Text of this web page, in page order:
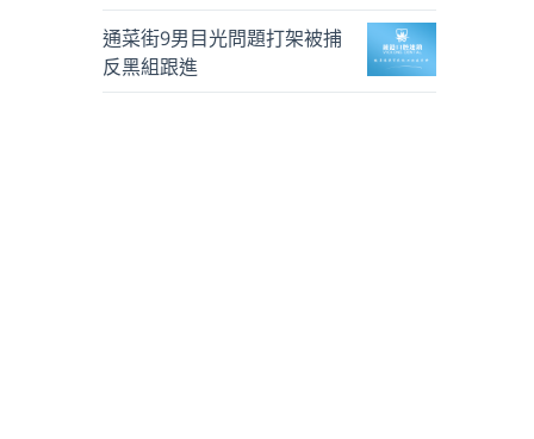
通菜街9男目光問題打架被捕
反黑組跟進